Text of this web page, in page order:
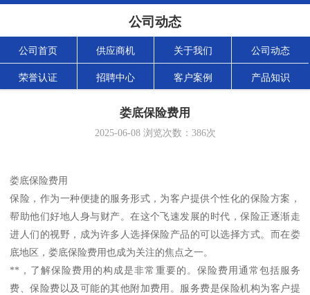
公司动态
公司首页 供应商机 关于我们 公司动态
荣誉认证 招聘中心 客户案例 产品知识
娄底保险费用
2025-06-08浏览次数： 386次
娄底保险费用
保险，作为一种便捷的服务形式，为客户提供个性化的保险方案，
帮助他们好地人身与财产。在这个飞速发展的时代，保险正逐渐走
进人们的视野，成为许多人选择保险产品的可以选择方式。而在娄
底地区，娄底保险费用也成为关注的焦点之一。
**，了解保险费用的构成是非常重要的。保险费用通常包括服务
费、保险费以及可能的其他附加费用。服务费是保险机构为客户提